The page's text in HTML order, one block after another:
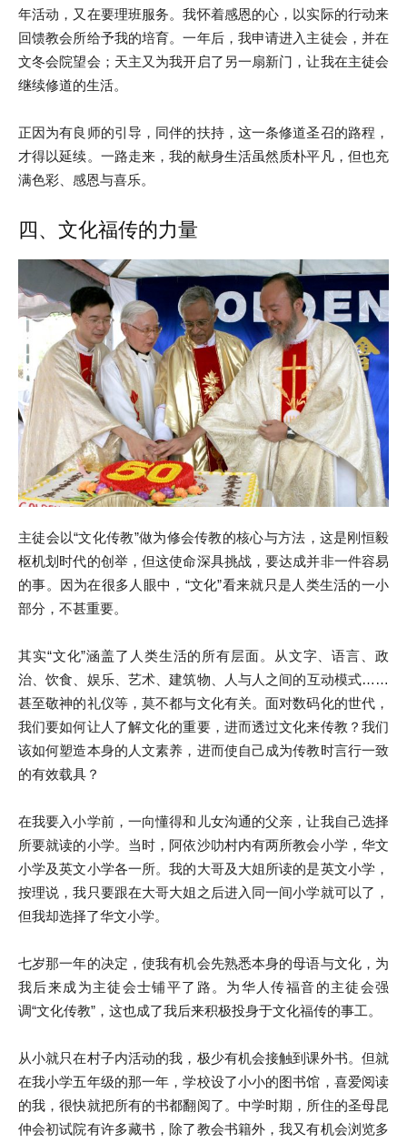
年活动，又在要理班服务。我怀着感恩的心，以实际的行动来
回馈教会所给予我的培育。一年后，我申请进入主徒会，并在
文冬会院望会；天主又为我开启了另一扇新门，让我在主徒会
继续修道的生活。
正因为有良师的引导，同伴的扶持，这一条修道圣召的路程，
才得以延续。一路走来，我的献身生活虽然质朴平凡，但也充
满色彩、感恩与喜乐。
四、文化福传的力量
主徒会以“文化传教”做为修会传教的核心与方法，这是刚恒毅
枢机划时代的创举，但这使命深具挑战，要达成并非一件容易
的事。因为在很多人眼中，“文化”看来就只是人类生活的一小
部分，不甚重要。
其实“文化”涵盖了人类生活的所有层面。从文字、语言、政
治、饮食、娱乐、艺术、建筑物、人与人之间的互动模式……
甚至敬神的礼仪等，莫不都与文化有关。面对数码化的世代，
我们要如何让人了解文化的重要，进而透过文化来传教？我们
该如何塑造本身的人文素养，进而使自己成为传教时言行一致
的有效载具？
在我要入小学前，一向懂得和儿女沟通的父亲，让我自己选择
所要就读的小学。当时，阿依沙叻村内有两所教会小学，华文
小学及英文小学各一所。我的大哥及大姐所读的是英文小学，
按理说，我只要跟在大哥大姐之后进入同一间小学就可以了，
但我却选择了华文小学。
七岁那一年的决定，使我有机会先熟悉本身的母语与文化，为
我后来成为主徒会士铺平了路。为华人传福音的主徒会强
调“文化传教”，这也成了我后来积极投身于文化福传的事工。
从小就只在村子内活动的我，极少有机会接触到课外书。但就
在我小学五年级的那一年，学校设了小小的图书馆，喜爱阅读
的我，很快就把所有的书都翻阅了。中学时期，所住的圣母昆
仲会初试院有许多藏书，除了教会书籍外，我又有机会浏览多